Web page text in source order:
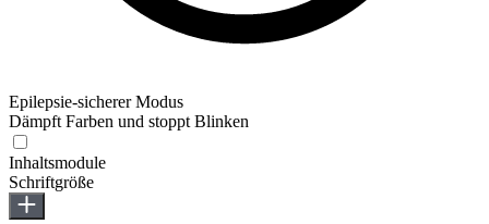
Epilepsie-sicherer Modus
Dämpft Farben und stoppt Blinken
Inhaltsmodule
Schriftgröße